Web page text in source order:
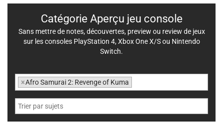
Catégorie Aperçu jeu console
Sans mettre de notes, découvertes, preview ou review de jeux
sur les consoles PlayStation 4, Xbox One X/S ou Nintendo
Switch.
×Afro Samurai 2: Revenge of Kuma